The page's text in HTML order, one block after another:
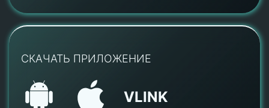
СКАЧАТЬ ПРИЛОЖЕНИЕ
VLINK